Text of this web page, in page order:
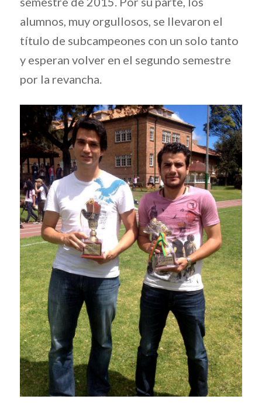
alumnos, muy orgullosos, se llevaron el
título de subcampeones con un solo tanto
y esperan volver en el segundo semestre
por la revancha.